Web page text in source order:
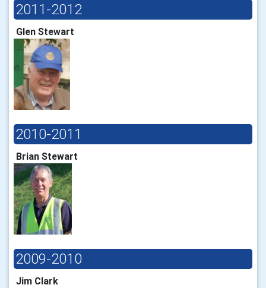
2011-2012
Glen Stewart
2010-2011
Brian Stewart
2009-2010
Jim Clark